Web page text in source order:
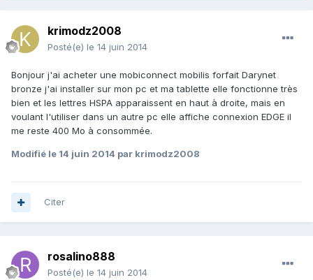
krimodz2008
Posté(e) le 14 juin 2014
Bonjour j'ai acheter une mobiconnect mobilis forfait Darynet
bronze j'ai installer sur mon pc et ma tablette elle fonctionne très
bien et les lettres HSPA apparaissent en haut à droite, mais en
voulant l'utiliser dans un autre pc elle affiche connexion EDGE il
me reste 400 Mo à consommée.
Modifié le 14 juin 2014 par krimodz2008
Citer
rosalino888
Posté(e) le 14 juin 2014